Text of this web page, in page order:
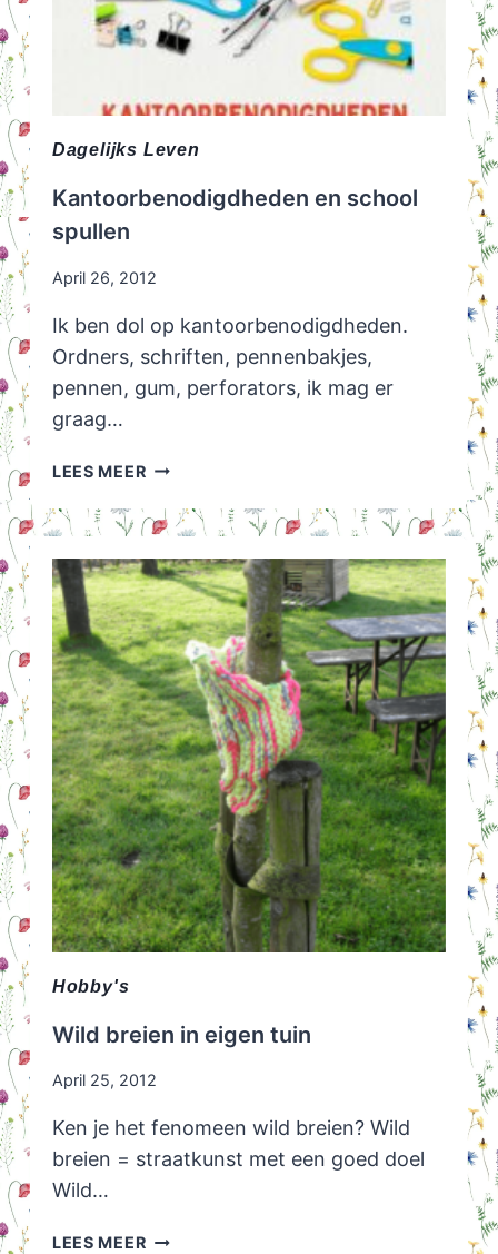
Dagelijks Leven
Kantoorbenodigdheden en school
spullen
April 26, 2012
Ik ben dol op kantoorbenodigdheden.
Ordners, schriften, pennenbakjes,
pennen, gum, perforators, ik mag er
graag…
LEES MEERKANTOORBENODIGDHEDEN
SCHOOL
Hobby's
Wild breien in eigen tuin
April 25, 2012
Ken je het fenomeen wild breien? Wild
breien = straatkunst met een goed doel
Wild…
LEES MEERWILD